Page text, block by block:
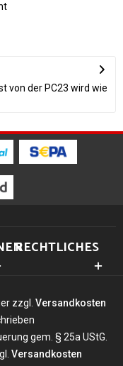
von der PC23 wird wie
RECHTLICHES
zzgl. Versandkosten
gem. § 25a UStG.
Versandkosten